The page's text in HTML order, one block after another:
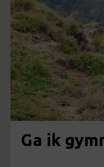
Ga ik